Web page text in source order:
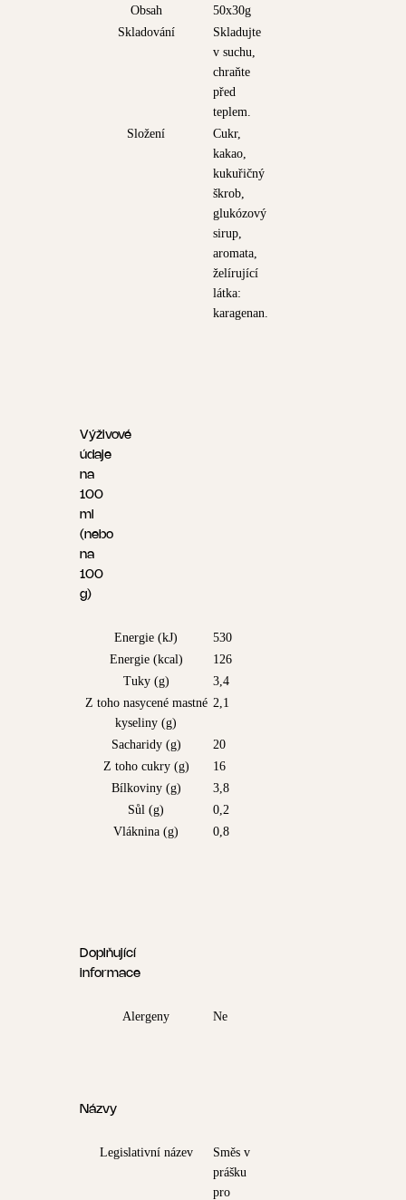
Obsah
50x30g
Skladování
Skladujte
v suchu,
chraňte
před
teplem.
Složení
Cukr,
kakao,
kukuřičný
škrob,
glukózový
sirup,
aromata,
želírující
látka:
karagenan.
Výživové
údaje
na
100
ml
(nebo
na
100
g)
Energie (kJ)
530
Energie (kcal)
126
Tuky (g)
3,4
Z toho nasycené mastné
kyseliny (g)
2,1
Sacharidy (g)
20
Z toho cukry (g)
16
Bílkoviny (g)
3,8
Sůl (g)
0,2
Vláknina (g)
0,8
Doplňující
informace
Alergeny Ne
Názvy
Legislativní název
Směs v
prášku
pro